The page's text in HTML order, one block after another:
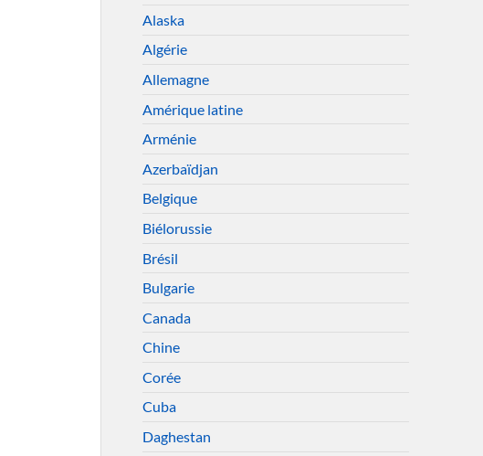
Alaska
Algérie
Allemagne
Amérique latine
Arménie
Azerbaïdjan
Belgique
Biélorussie
Brésil
Bulgarie
Canada
Chine
Corée
Cuba
Daghestan